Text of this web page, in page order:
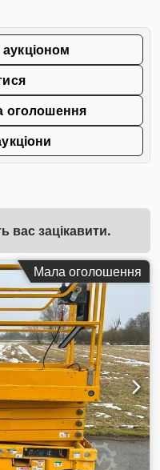
оголошення
вас зацікавити.
Мала оголошення